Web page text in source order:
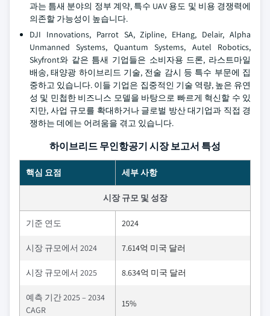
과는 틈새 분야의 정부 계약, 특수 UAV 용도 및 비용 경쟁력에
의존할 가능성이 높습니다.
DJI Innovations, Parrot SA, Zipline, EHang, Delair, Alpha
Unmanned Systems, Quantum Systems, Autel Robotics,
Skyfront와 같은 틈새 기업들은 소비자용 드론, 라스트마일
배송, 태양광 하이브리드 기술, 전술 감시 등 특수 부문에 집
중하고 있습니다. 이들 기업은 집중적인 기술 역량, 높은 유연
성 및 민첩한 비즈니스 모델을 바탕으로 빠르게 혁신할 수 있
지만, 사업 규모를 확대하거나 글로벌 방산 대기업과 직접 경
쟁하는 데에는 어려움을 겪고 있습니다.
하이브리드 무인항공기 시장 보고서 특성
핵심 요점 세부 사항
시장 규모 및 성장
기준 연도 2024
시장 규모에서 2024 7.614억 미국 달러
시장 규모에서 2025 8.634억 미국 달러
예측 기간 2025 – 2034
CAGR
15%